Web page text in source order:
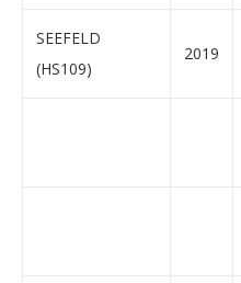
SEEFELD
(HS109)
2019